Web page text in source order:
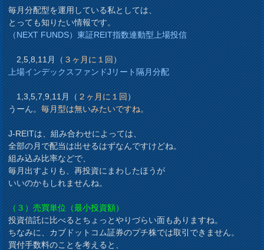
毎月分配型を運用している私としては、
とっても知りたい情報です。
（NEXT FUNDS）東証REIT指数連動型上場投信
2,5,8,11月（３ヶ月に１回）
上場インデックスファンドJリート隔月分配
1,3,5,7,9,11月（２ヶ月に１回）
うーん。毎月型は無いみたいですね。
J-REITは、組み合わせによっては、
全部の月で配当は出せるはずなんですけどね。
組み込み比率などで、
毎月出すよりも、再投資にまわしたほうが
いいのかもしれませんね。
（３）売買単位（最小投資額）
投資信託に比べるとちょっとやりづらい面もありますね。
ちなみに、カブドットコム証券のプチ株では取引できません。
買付手数料のことを考えると、